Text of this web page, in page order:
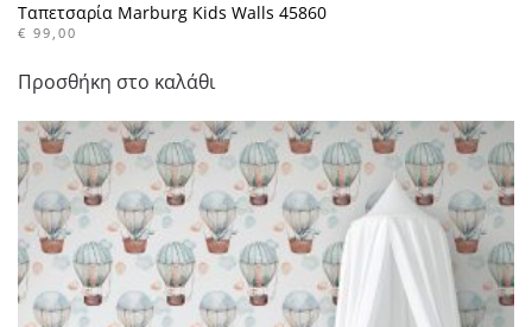
Ταπετσαρία Marburg Kids Walls 45860
€ 99,00
Προσθήκη στο καλάθι